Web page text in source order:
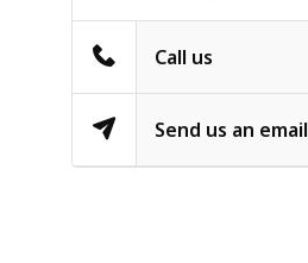
Call us
Send us an email